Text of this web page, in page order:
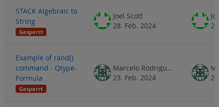
STACK Algebraic to
String
Gesperrt
Joel Scott
28. Feb. 2024
Example of rand()
command - Qtype-
Formula
Gesperrt
Marcelo Rodrigues
23. Feb. 2024